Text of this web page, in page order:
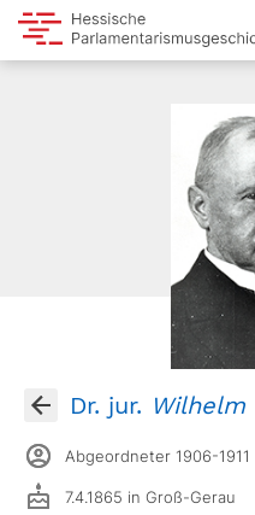
Dr. jur. Wilhelm
Abgeordneter 1906-1911
7.4.1865 in Groß-Gerau